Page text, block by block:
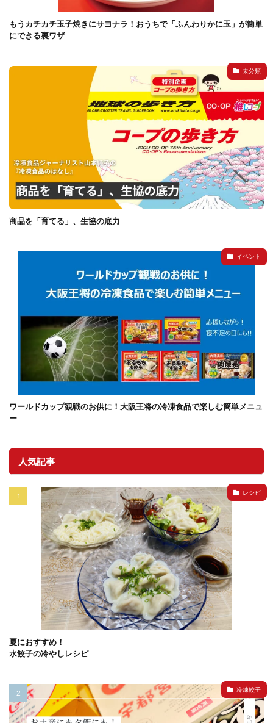
もうカチカチ玉子焼きにサヨナラ！おうちで「ふんわりかに玉」が簡単
にできる裏ワザ
未分類
商品を「育てる」、生協の底力
イベント
ワールドカップ観戦のお供に！大阪王将の冷凍食品で楽しむ簡単メニュ
ー
人気記事
レシピ
夏におすすめ！
水餃子の冷やしレシピ
冷凍餃子